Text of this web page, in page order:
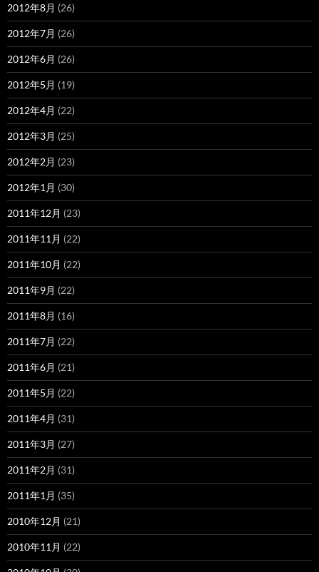
2012年8月 (26)
2012年7月 (26)
2012年6月 (26)
2012年5月 (19)
2012年4月 (22)
2012年3月 (25)
2012年2月 (23)
2012年1月 (30)
2011年12月 (23)
2011年11月 (22)
2011年10月 (22)
2011年9月 (22)
2011年8月 (16)
2011年7月 (22)
2011年6月 (21)
2011年5月 (22)
2011年4月 (31)
2011年3月 (27)
2011年2月 (31)
2011年1月 (35)
2010年12月 (21)
2010年11月 (22)